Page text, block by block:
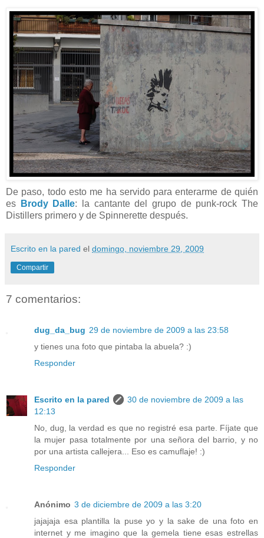
De paso, todo esto me ha servido para enterarme de quién
es
Brody Dalle: la cantante del grupo de punk-rock The
Distillers primero y de Spinnerette después.
Escrito en la pared el domingo, noviembre 29, 2009
Compartir
7 comentarios:
dug_da_bug 29 de noviembre de 2009 a las 23:58
y tienes una foto que pintaba la abuela? :)
Responder
Escrito en la pared
30 de noviembre de 2009 a las
12:13
No, dug, la verdad es que no registré esa parte. Fíjate que
la mujer pasa totalmente por una señora del barrio, y no
por una artista callejera... Eso es camuflaje! :)
Responder
Anónimo 3 de diciembre de 2009 a las 3:20
jajajaja esa plantilla la puse yo y la sake de una foto en
internet y me imagino que la gemela tiene esas estrellas